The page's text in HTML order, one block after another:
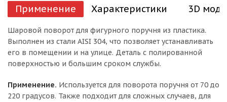
Применение Характеристики 3D
Шаровой поворот для фигурного поручня из пластика.
Выполнен из стали AISI 304, что позволяет устанавливать
его в помещении и на улице. Деталь с полированной
поверхностью и большим сроком службы.
Применение. Используется для поворота поручня от 70 до
220 градусов. Также подходит для сложных случаев, для